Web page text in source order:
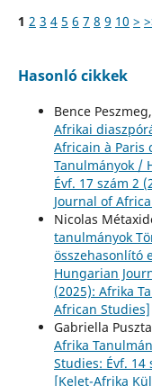
1 2 3 4 5 6 7 8 9 10 >
Hasonló cikkek
Bence Peszmeg,
Afrikai
Africain à Paris
Tanulmányok /
Évf. 17 szám 2
Journal of
Nicolas
tanulmányok
összehasonlító
Hungarian
(2025): Afrika
African Studies]
Gabriella
Afrika
Studies: Évf. 14
[Kelet-Afrika